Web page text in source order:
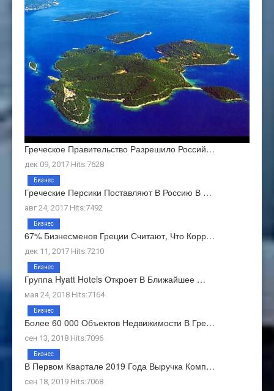
Греческое Правительство Разрешило Россий…
дек 09, 2017 Hits:7628
Греческие Персики Поставляют В Россию В …
авг 24, 2017 Hits:7492
Бизнес
67% Бизнесменов Греции Считают, Что Корр…
дек 11, 2017 Hits:7210
Бизнес
Группа Hyatt Hotels Откроет В Ближайшее …
мая 24, 2018 Hits:7164
Бизнес
Более 60 000 Объектов Недвижимости В Гре…
сен 13, 2018 Hits:7096
Бизнес
В Первом Квартале 2019 Года Выручка Комп…
сен 18, 2019 Hits:7068
Бизнес